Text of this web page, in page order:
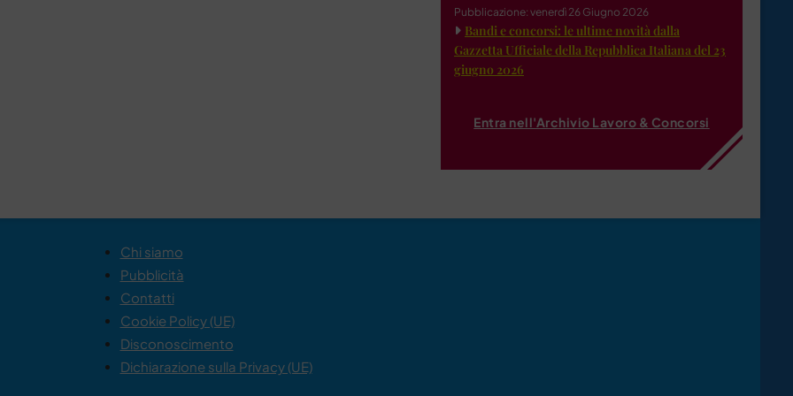
Pubblicazione: venerdì 26 Giugno 2026
Bandi e concorsi: le ultime novità dalla
Gazzetta Ufficiale della Repubblica Italiana del 23
giugno 2026
Entra nell'Archivio Lavoro & Concorsi
Chi siamo
Pubblicità
Contatti
Cookie Policy (UE)
Disconoscimento
Dichiarazione sulla Privacy (UE)